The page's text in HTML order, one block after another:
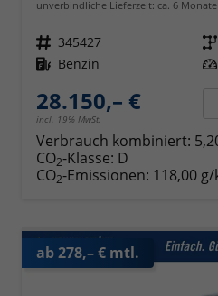
unverbindliche Lieferzeit: ca. 6 Monate
Fahrzeugnr. 345427 Getriebe
Kraftstoff Benzin Leistung
28.150,– €
incl. 19% MwSt.
Verbrauch kombiniert:
CO2-Klasse: D
CO2-Emissionen: 118,00
ab 278,– € mtl.